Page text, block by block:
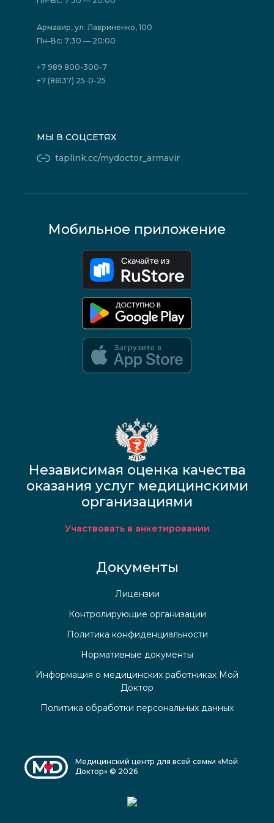
Акции
Государственные программы
Юридическим лицам
Армавир, ул. Лавриненко, 100
Пн–Вс: 7:30 — 20:00
+7 989 800-300-7
+7 (86137) 25-0-25
МЫ В СОЦСЕТЯХ
taplink.cc/mydoctor_armavir
Мобильное приложение
Независимая оценка качества
оказания услуг медицинскими
организациями
Участвовать в анкетировании
Документы
Лицензии
Контролирующие организации
Политика конфиденциальности
Нормативные документы
Информация о медицинских работниках Мой
Доктор
Политика обработки персональных данных
Медицинский центр для всей семьи «Мой
Доктор» © 2026